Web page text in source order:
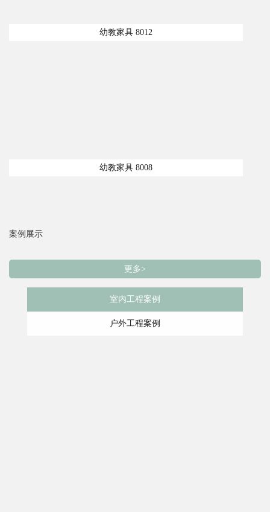
幼教家具 8012
幼教家具 8008
案例展示
更多>
室内工程案例
户外工程案例